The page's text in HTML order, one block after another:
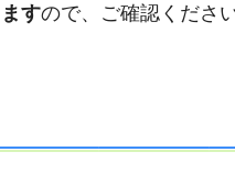
すので、ご確認くださ